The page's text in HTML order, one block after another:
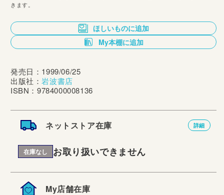
きます。
ほしいものに追加
My本棚に追加
発売日：1999/06/25
出版社：岩波書店
ISBN：9784000008136
ネットストア在庫 詳細
在庫なし お取り扱いできません
My店舗在庫